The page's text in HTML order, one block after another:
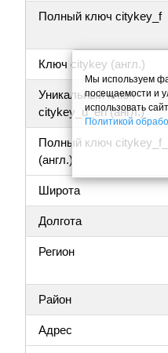
Полный ключ citykey_f
Ключ citykey (англ.)
Уникальный ключ
citykey_u_en (англ.)
Полный ключ
(англ.)
Широта
Долгота
Регион
Район
Адрес
Мы используем
посещаемости и
использовать
Политикой